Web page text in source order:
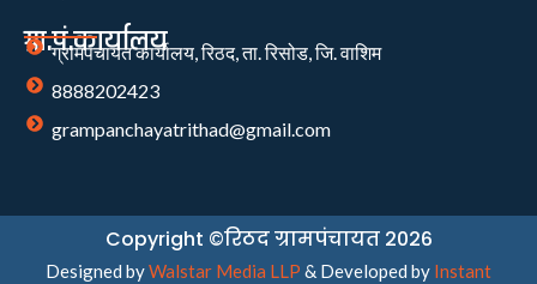
ग्रा.पं.कार्यालय
ग्रामपंचायत कार्यालय, रिठद, ता. रिसोड, जि. वाशिम
8888202423
grampanchayatrithad@gmail.com
Copyright ©रिठद ग्रामपंचायत 2026
Designed byWalstar Media LLP & Developed by Instant